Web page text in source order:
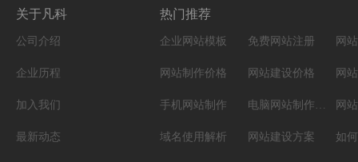
关于凡科
公司介绍
企业历程
加入我们
最新动态
热门推荐
企业网站模板 免费网站注册 网
网站制作价格 网站建设价格 网
手机网站制作 电脑网站制作设计 网
域名使用解析 网站建设方案 如